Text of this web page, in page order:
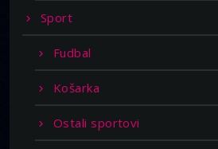
Sport
Fudbal
Košarka
Ostali sportovi